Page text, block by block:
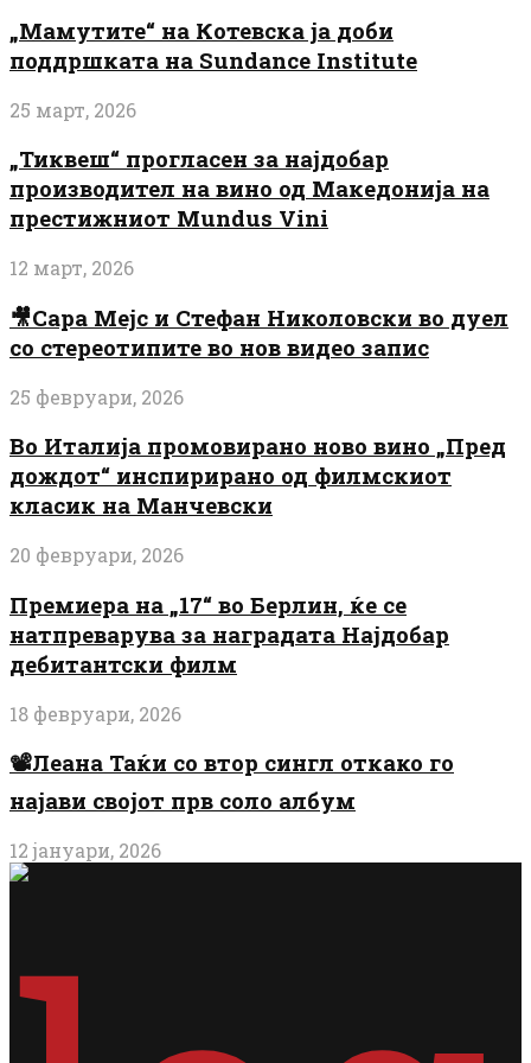
„Мамутите“ на Котевска ја доби
поддршката на Sundance Institute
25 март, 2026
„Тиквеш“ прогласен за најдобар
производител на вино од Македонија на
престижниот Mundus Vini
12 март, 2026
🎥Сара Мејс и Стефан Николовски во дуел
со стереотипите во нов видео запис
25 февруари, 2026
Во Италија промовирано ново вино „Пред
дождот“ инспирирано од филмскиот
класик на Манчевски
20 февруари, 2026
Премиера на „17“ во Берлин, ќе се
натпреварува за наградата Најдобар
дебитантски филм
18 февруари, 2026
📽️Леана Таќи со втор сингл откако го
најави својот прв соло албум
12 јануари, 2026